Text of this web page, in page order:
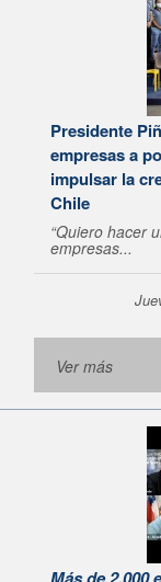
Presidente
empresas a
impulsar la
Chile
“Quiero hacer
empresas...
Ver más